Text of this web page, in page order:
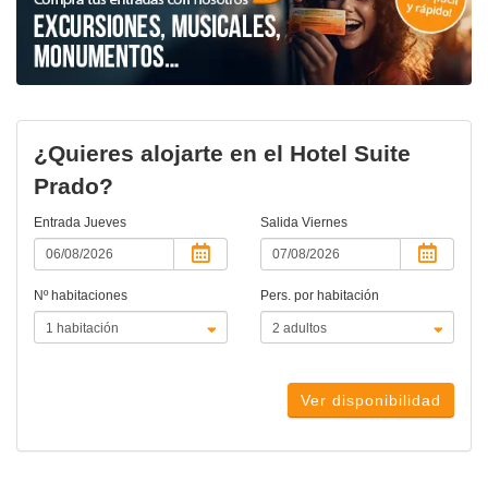
¿Quieres alojarte en el Hotel Suite
Prado?
Entrada Jueves Salida Viernes
Nº habitaciones Pers. por habitación
Ver disponibilidad